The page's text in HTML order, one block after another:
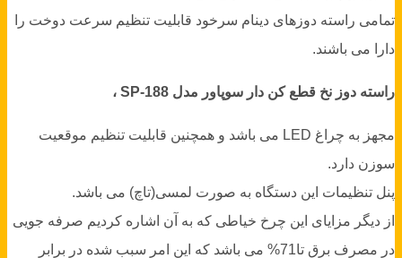
تمامی راسته دوزهای دینام سرخود قابلیت تنظیم سرعت دوخت را
دارا می باشند.
راسته دوز نخ قطع کن دار سوپاور مدل SP-188 ،
مجهز به چراغ LED می باشد و همچنین قابلیت تنظیم موقعیت
سوزن دارد.
پنل تنظیمات این دستگاه به صورت لمسی(تاچ) می باشد.
از دیگر مزایای این چرخ خیاطی که به آن اشاره کردیم صرفه جویی
در مصرف برق تا71% می باشد که این امر سبب شده در برابر